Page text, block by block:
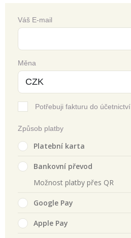
Váš E-mail
Měna
Potřebuji fakturu do účetnictví
Způsob platby
Platební karta
Bankovní převod
Možnost platby přes QR
Google Pay
Apple Pay